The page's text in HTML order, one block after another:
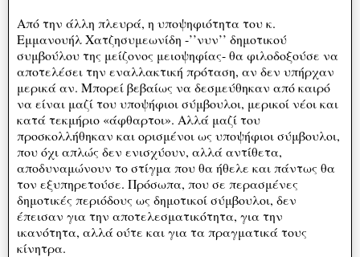
Από την άλλη πλευρά, η υποψηφιότητα του κ.
Εμμανουήλ Χατζησυμεωνίδη -’’νυν’’ δημοτικού
συμβούλου της μείζονος μειοψηφίας- θα φιλοδοξούσε να
αποτελέσει την εναλλακτική πρόταση, αν δεν υπήρχαν
μερικά αν. Μπορεί βεβαίως να δεσμεύθηκαν από καιρό
να είναι μαζί του υποψήφιοι σύμβουλοι, μερικοί νέοι και
κατά τεκμήριο «άφθαρτοι». Αλλά μαζί του
προσκολλήθηκαν και ορισμένοι ως υποψήφιοι σύμβουλοι,
που όχι απλώς δεν ενισχύουν, αλλά αντίθετα,
αποδυναμώνουν το στίγμα που θα ήθελε και πάντως θα
τον εξυπηρετούσε. Πρόσωπα, που σε περασμένες
δημοτικές περιόδους ως δημοτικοί σύμβουλοι, δεν
έπεισαν για την αποτελεσματικότητα, για την
ικανότητα, αλλά ούτε και για τα πραγματικά τους
κίνητρα.